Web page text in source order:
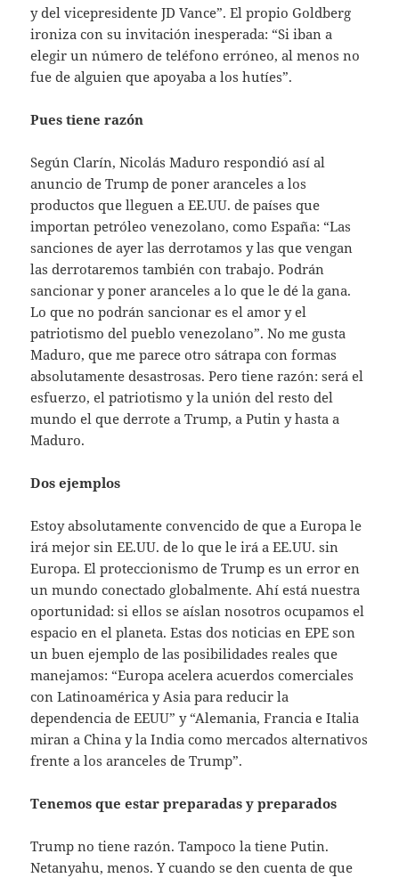
y del vicepresidente JD Vance”. El propio Goldberg
ironiza con su invitación inesperada: “Si iban a
elegir un número de teléfono erróneo, al menos no
fue de alguien que apoyaba a los hutíes”.
Pues tiene razón
Según Clarín, Nicolás Maduro respondió así al
anuncio de Trump de poner aranceles a los
productos que lleguen a EE.UU. de países que
importan petróleo venezolano, como España: “Las
sanciones de ayer las derrotamos y las que vengan
las derrotaremos también con trabajo. Podrán
sancionar y poner aranceles a lo que le dé la gana.
Lo que no podrán sancionar es el amor y el
patriotismo del pueblo venezolano”. No me gusta
Maduro, que me parece otro sátrapa con formas
absolutamente desastrosas. Pero tiene razón: será el
esfuerzo, el patriotismo y la unión del resto del
mundo el que derrote a Trump, a Putin y hasta a
Maduro.
Dos ejemplos
Estoy absolutamente convencido de que a Europa le
irá mejor sin EE.UU. de lo que le irá a EE.UU. sin
Europa. El proteccionismo de Trump es un error en
un mundo conectado globalmente. Ahí está nuestra
oportunidad: si ellos se aíslan nosotros ocupamos el
espacio en el planeta. Estas dos noticias en EPE son
un buen ejemplo de las posibilidades reales que
manejamos: “Europa acelera acuerdos comerciales
con Latinoamérica y Asia para reducir la
dependencia de EEUU” y “Alemania, Francia e Italia
miran a China y la India como mercados alternativos
frente a los aranceles de Trump”.
Tenemos que estar preparadas y preparados
Trump no tiene razón. Tampoco la tiene Putin.
Netanyahu, menos. Y cuando se den cuenta de que